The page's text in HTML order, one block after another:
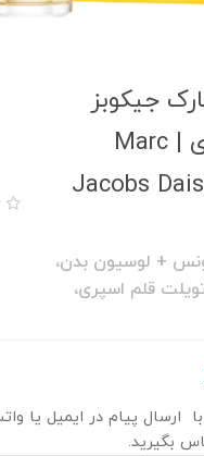
جیکوبز
دیزی 3 عددی | Marc
Jacobs
تویلت، 3.4 اونس + لوسیون بدن،
تویلت قلم اسپری،
ارسال پیام در ایمیل یا
بگیرید.